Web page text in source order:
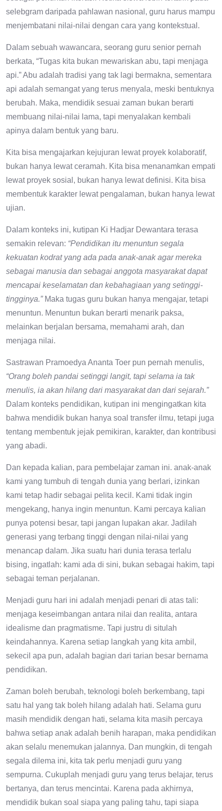
selebgram daripada pahlawan nasional, guru harus mampu
menjembatani nilai-nilai dengan cara yang kontekstual.
Dalam sebuah wawancara, seorang guru senior pernah
berkata, “Tugas kita bukan mewariskan abu, tapi menjaga
api.” Abu adalah tradisi yang tak lagi bermakna, sementara
api adalah semangat yang terus menyala, meski bentuknya
berubah. Maka, mendidik sesuai zaman bukan berarti
membuang nilai-nilai lama, tapi menyalakan kembali
apinya dalam bentuk yang baru.
Kita bisa mengajarkan kejujuran lewat proyek kolaboratif,
bukan hanya lewat ceramah. Kita bisa menanamkan empati
lewat proyek sosial, bukan hanya lewat definisi. Kita bisa
membentuk karakter lewat pengalaman, bukan hanya lewat
ujian.
Dalam konteks ini, kutipan Ki Hadjar Dewantara terasa
semakin relevan: “Pendidikan itu menuntun segala
kekuatan kodrat yang ada pada anak-anak agar mereka
sebagai manusia dan sebagai anggota masyarakat dapat
mencapai keselamatan dan kebahagiaan yang setinggi-
tingginya.”Maka tugas guru bukan hanya mengajar, tetapi
menuntun. Menuntun bukan berarti menarik paksa,
melainkan berjalan bersama, memahami arah, dan
menjaga nilai.
Sastrawan Pramoedya Ananta Toer pun pernah menulis,
“Orang boleh pandai setinggi langit, tapi selama ia tak
menulis, ia akan hilang dari masyarakat dan dari sejarah.”
Dalam konteks pendidikan, kutipan ini mengingatkan kita
bahwa mendidik bukan hanya soal transfer ilmu, tetapi juga
tentang membentuk jejak pemikiran, karakter, dan kontribusi
yang abadi.
Dan kepada kalian, para pembelajar zaman ini. anak-anak
kami yang tumbuh di tengah dunia yang berlari, izinkan
kami tetap hadir sebagai pelita kecil. Kami tidak ingin
mengekang, hanya ingin menuntun. Kami percaya kalian
punya potensi besar, tapi jangan lupakan akar. Jadilah
generasi yang terbang tinggi dengan nilai-nilai yang
menancap dalam. Jika suatu hari dunia terasa terlalu
bising, ingatlah: kami ada di sini, bukan sebagai hakim, tapi
sebagai teman perjalanan.
Menjadi guru hari ini adalah menjadi penari di atas tali:
menjaga keseimbangan antara nilai dan realita, antara
idealisme dan pragmatisme. Tapi justru di situlah
keindahannya. Karena setiap langkah yang kita ambil,
sekecil apa pun, adalah bagian dari tarian besar bernama
pendidikan.
Zaman boleh berubah, teknologi boleh berkembang, tapi
satu hal yang tak boleh hilang adalah hati. Selama guru
masih mendidik dengan hati, selama kita masih percaya
bahwa setiap anak adalah benih harapan, maka pendidikan
akan selalu menemukan jalannya. Dan mungkin, di tengah
segala dilema ini, kita tak perlu menjadi guru yang
sempurna. Cukuplah menjadi guru yang terus belajar, terus
bertanya, dan terus mencintai. Karena pada akhirnya,
mendidik bukan soal siapa yang paling tahu, tapi siapa